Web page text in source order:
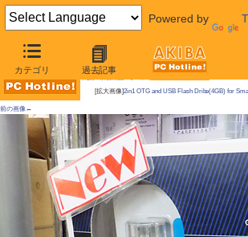
Powered by
カテゴリ 過去記事
AKIBA PC Hotline!
[拡大画像]2in1 OTG and USB Flash Dribe(4GB) for
前の画像←